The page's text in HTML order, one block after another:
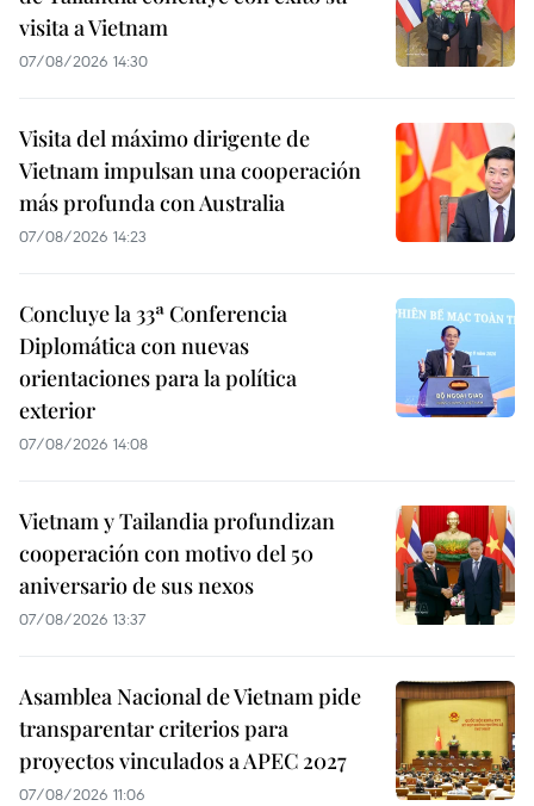
visita a Vietnam
07/08/2026 14:30
Visita del máximo dirigente de
Vietnam impulsan una cooperación
más profunda con Australia
07/08/2026 14:23
Concluye la 33ª Conferencia
Diplomática con nuevas
orientaciones para la política
exterior
07/08/2026 14:08
Vietnam y Tailandia profundizan
cooperación con motivo del 50
aniversario de sus nexos
07/08/2026 13:37
Asamblea Nacional de Vietnam pide
transparentar criterios para
proyectos vinculados a APEC 2027
07/08/2026 11:06